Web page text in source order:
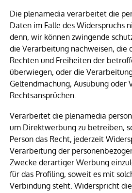
Die plenamedia verarbeitet die
Daten im Falle des Widerspruchs
denn, wir können zwingende
die Verarbeitung nachweisen, die
Rechten und Freiheiten der
überwiegen, oder die
Geltendmachung, Ausübung oder
Rechtsansprüchen.
Verarbeitet die plenamedia
um Direktwerbung zu betreiben,
Person das Recht, jederzeit
Verarbeitung der
Zwecke derartiger Werbung
für das Profiling, soweit es mit
Verbindung steht. Widerspricht